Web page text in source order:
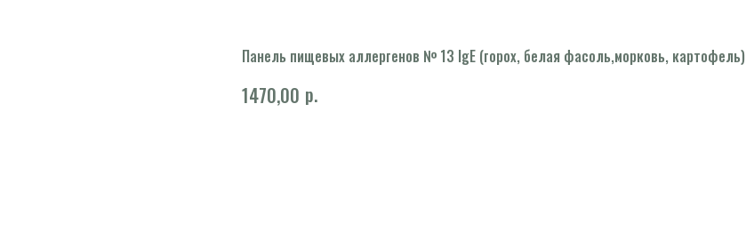
Панель пищевых аллергенов № 13 IgE (горох, белая фасоль,морковь, картофель)
1470,00 р.